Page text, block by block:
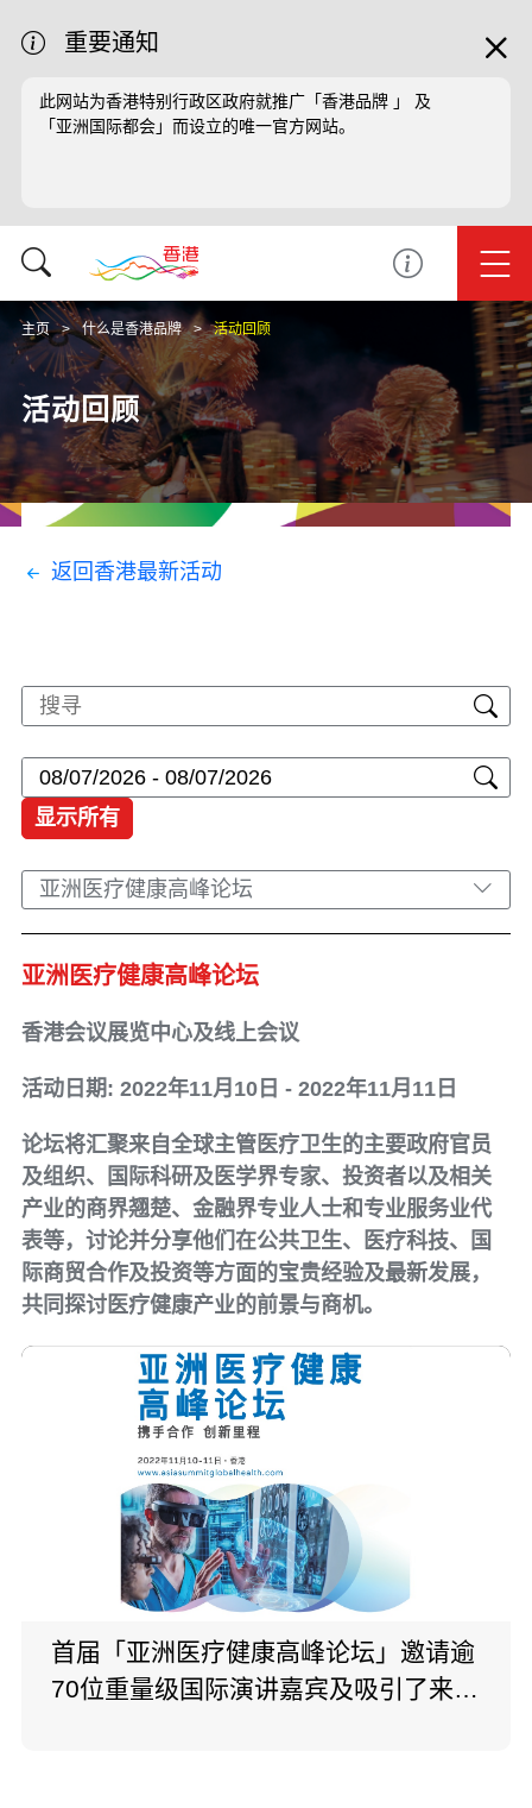
重要通知
此网站为香港特别行政区政府就推广「香港品牌 」 及
「亚洲国际都会」而设立的唯一官方网站。
主页 什么是香港品牌 活动回顾
活动回顾
返回香港最新活动
显示所有
亚洲医疗健康高峰论坛
亚洲医疗健康高峰论坛
香港会议展览中心及线上会议
活动日期: 2022年11月10日 - 2022年11月11日
论坛将汇聚来自全球主管医疗卫生的主要政府官员
及组织、国际科研及医学界专家、投资者以及相关
产业的商界翘楚、金融界专业人士和专业服务业代
表等，讨论并分享他们在公共卫生、医疗科技、国
际商贸合作及投资等方面的宝贵经验及最新发展，
共同探讨医疗健康产业的前景与商机。
首届「亚洲医疗健康高峰论坛」邀请逾
70位重量级国际演讲嘉宾及吸引了来自